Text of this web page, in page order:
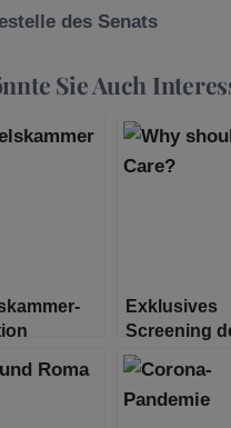
des Senats
Sie Auch
mit
Dressel in
Exklusives
Screening
“Why should
care?”